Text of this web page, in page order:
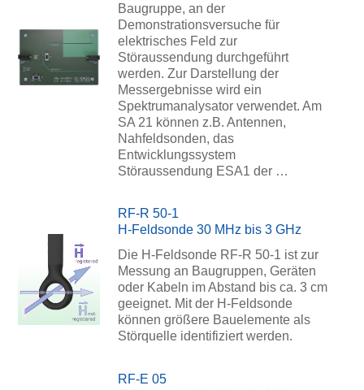
Baugruppe, an der
Demonstrationsversuche für
elektrisches Feld zur
Störaussendung durchgeführt
werden. Zur Darstellung der
Messergebnisse wird ein
Spektrumanalysator verwendet. Am
SA 21 können z.B. Antennen,
Nahfeldsonden, das
Entwicklungssystem
Störaussendung ESA1 der …
RF-R 50-1
H-Feldsonde 30 MHz bis 3 GHz
Die H-Feldsonde RF-R 50-1 ist zur
Messung an Baugruppen, Geräten
oder Kabeln im Abstand bis ca. 3 cm
geeignet. Mit der H-Feldsonde
können größere Bauelemente als
Störquelle identifiziert werden.
RF-E 05